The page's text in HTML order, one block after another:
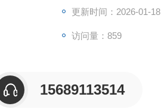
更新时间：2026-01-18
访问量：859
15689113514